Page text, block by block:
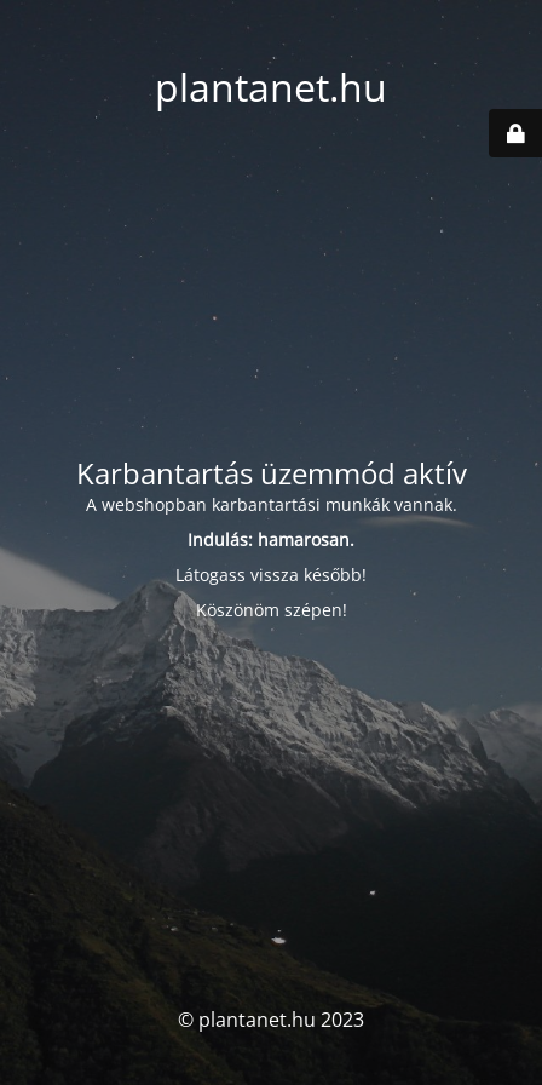
plantanet.hu
Karbantartás üzemmód aktív
A webshopban karbantartási munkák vannak.
Indulás: hamarosan.
Látogass vissza később!
Köszönöm szépen!
© plantanet.hu 2023